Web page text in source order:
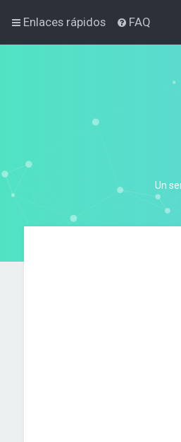
Enlaces rápidos FAQ
Un